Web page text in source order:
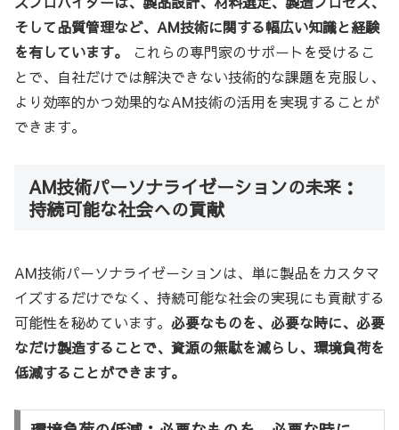
そして品質管理など、AM技術に関する幅広い知識と経験
を有しています。
これらの専門家のサポートを受けるこ
とで、自社だけでは解決できない技術的な課題を克服し、
より効率的かつ効果的なAM技術の活用を実現することが
できます。
AM技術パーソナライゼーションの未来：
持続可能な社会への貢献
AM技術パーソナライゼーションは、単に製品をカスタマ
イズするだけでなく、持続可能な社会の実現にも貢献する
可能性を秘めています。 必要なものを、必要な時に、必要
なだけ製造することで、資源の無駄を減らし、環境負荷を
低減することができます。